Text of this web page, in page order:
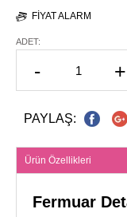
FIYAT ALARM
ADET:
- +
PAYLAŞ:
Ürün Özellikleri
Fermuar